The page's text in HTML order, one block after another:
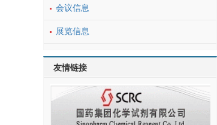
会议信息
展览信息
友情链接